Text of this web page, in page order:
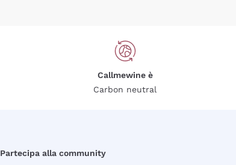
Callmewine è
Carbon neutral
Partecipa alla community